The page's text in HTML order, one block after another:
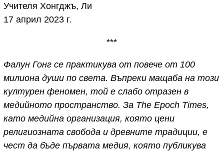
Учителя Хонгджъ, Ли
17 април 2023 г.
***
Фалун Гонг се практикува от повече от 100
милиона души по света. Въпреки мащаба на този
културен феномен, той е слабо отразен в
медийното пространство. За The Epoch Times,
като медийна организация, която цени
религиозната свобода и древните традиции, е
чест да бъде първата медия, която публикува